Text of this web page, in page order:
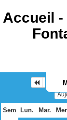
Accueil -
Sem Lun. Mar.